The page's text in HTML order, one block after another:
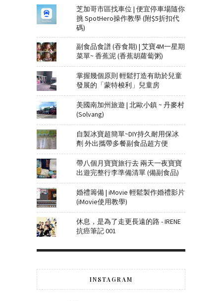
芝加哥市區找車位 | 便宜停車場隨你
挑 SpotHero操作教學 (附$5折扣代
碼)
副食品食譜 (吞食期) | 艾寶4M一星期
菜單~ 香蕉泥 (香蕉胡蘿蔔粥)
掌握幾個原則 輕鬆打造有助於兒童
發展的「蒙特梭利」兒童房
美國南加州旅遊 | 北歐小鎮 ~ 丹麥村
(Solvang)
自製冰寶超簡單~DIY持久耐用保冰
劑 外出攜帶多餐副食品超方便
帶八個月寶寶旅行去 兩天一夜寶寶
出遊完整行李準備清單 (備副食品)
婚禮籌備 | iMovie 輕鬆製作婚禮影片
(iMovie使用教學)
休息，是為了走更長遠的路 - IRENE
抗癌筆記 001
INSTAGRAM